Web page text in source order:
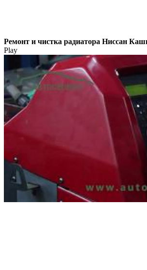
Ремонт и чистка радиатора Ниссан
Play